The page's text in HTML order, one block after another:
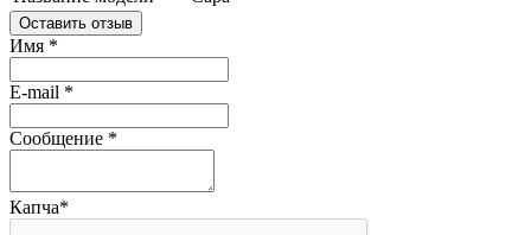
Оставить отзыв
Имя *
E-mail *
Сообщение *
Капча*